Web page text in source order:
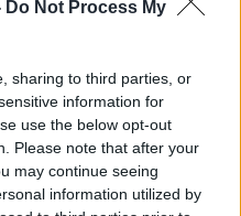
Do Not Process My
sharing to third parties, or
information for
use the below opt-out
Please note that after your
may continue seeing
information utilized by
kiosken"
här"